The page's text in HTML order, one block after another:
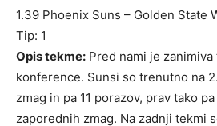
1.39 Phoenix Suns – Golden State
Tip: 1
Opis tekme: Pred nami je
konference. Sunsi so trenutno na
zmag in pa 11 porazov, prav tako
zaporednih zmag. Na zadnji tekmi